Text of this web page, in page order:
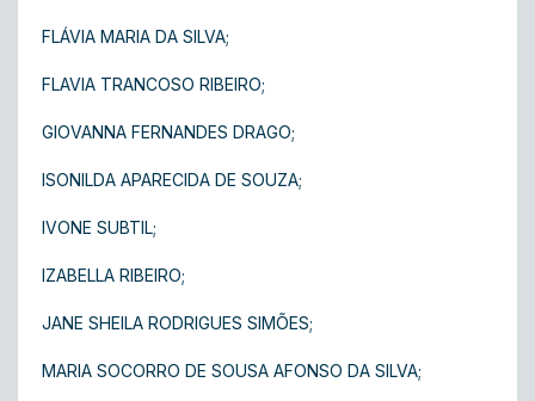
FLÁVIA MARIA DA SILVA;
FLAVIA TRANCOSO RIBEIRO;
GIOVANNA FERNANDES DRAGO;
ISONILDA APARECIDA DE SOUZA;
IVONE SUBTIL;
IZABELLA RIBEIRO;
JANE SHEILA RODRIGUES SIMÕES;
MARIA SOCORRO DE SOUSA AFONSO DA SILVA;